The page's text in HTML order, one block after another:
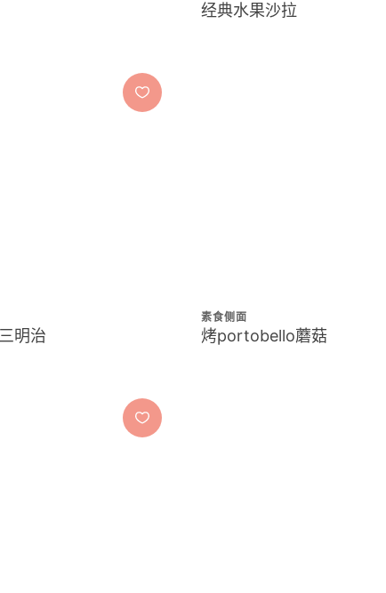
经典水果沙拉
明治
素食侧面
烤portobello蘑菇